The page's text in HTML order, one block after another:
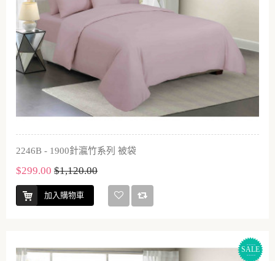
2246B - 1900針瀛竹系列 被袋
$299.00 $1,120.00
加入購物車
SALE